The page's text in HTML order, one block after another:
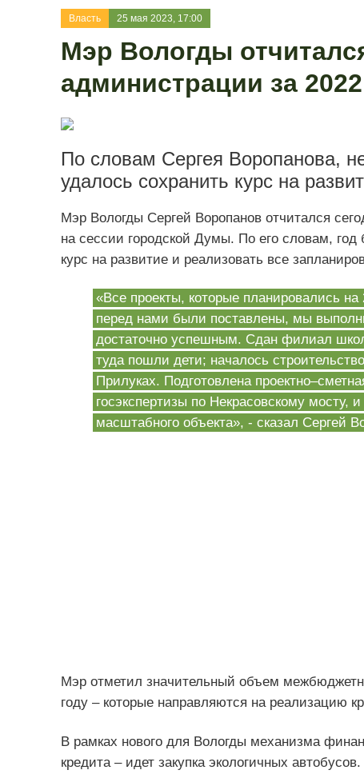
Власть 25 мая 2023, 17:00
Мэр Вологды
администрации за
По словам Сергея Воропанова,
удалось сохранить курс на
Мэр Вологды Сергей Воропанов отчитался
на сессии городской Думы. По его словам,
курс на развитие и реализовать все
«Все проекты, которые планировались
перед нами были поставлены, мы
достаточно успешным. Сдан филиал
туда пошли дети; началось
Прилуках. Подготовлена
госэкспертизы по Некрасовскому мосту,
масштабного объекта», - сказал Сергей
Мэр отметил значительный объем
году – которые направляются на реализацию
В рамках нового для Вологды механизма
кредита – идет закупка экологичных